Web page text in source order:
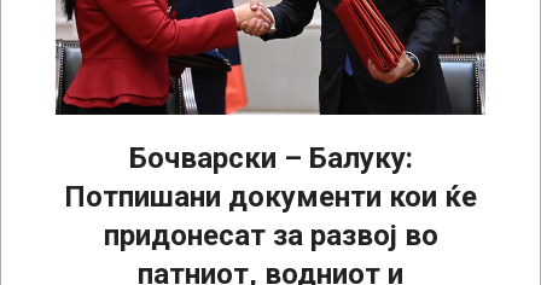
Бочварски – Балуку:
Потпишани документи кои ќе
придонесат за развој во
патниот, водниот и